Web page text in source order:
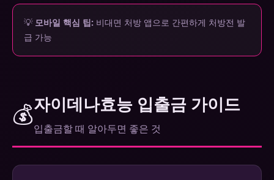
💡 모바일 핵심 팁: 비대면 처방 앱으로 간편하게 처방전 발
급 가능
💰자이데나효능 입출금 가이드
입출금할 때 알아두면 좋은 것